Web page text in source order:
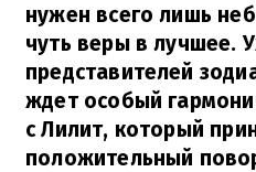
нужен всего лишь
чуть веры в лучшее.
представителей
ждет особый
с Лилит, который
положительный